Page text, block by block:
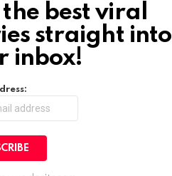
the best viral
straight into
inbox!